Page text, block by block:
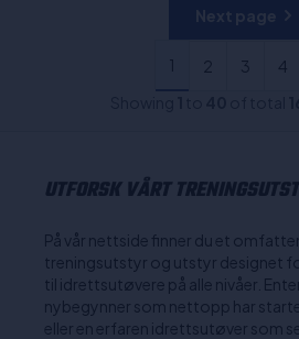
1 2 3 4
UTFORSK VÅRT
På vår nettside finner du et
treningsutstyr og utstyr designet
til idrettsutøvere på alle nivåer.
nybegynner som nettopp har
eller en erfaren idrettsutøver som